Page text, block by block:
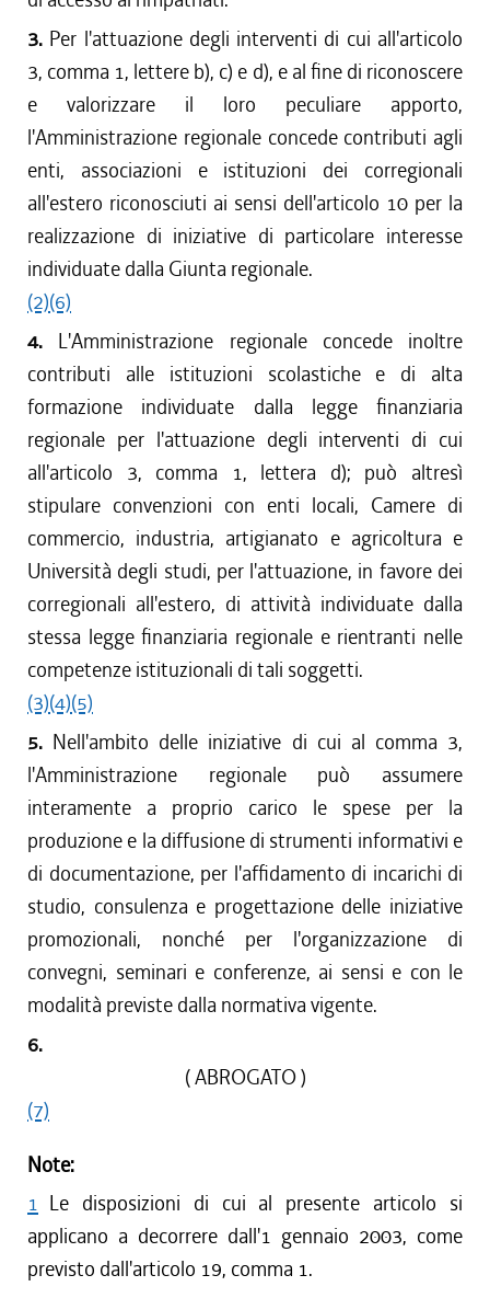
3. Per l'attuazione degli interventi di cui all'articolo
3, comma 1, lettere b), c) e d), e al fine di riconoscere
e valorizzare il loro peculiare apporto,
l'Amministrazione regionale concede contributi agli
enti, associazioni e istituzioni dei corregionali
all'estero riconosciuti ai sensi dell'articolo 10 per la
realizzazione di iniziative di particolare interesse
individuate dalla Giunta regionale.
(2)(6)
4. L'Amministrazione regionale concede inoltre
contributi alle istituzioni scolastiche e di alta
formazione individuate dalla legge finanziaria
regionale per l'attuazione degli interventi di cui
all'articolo 3, comma 1, lettera d); può altresì
stipulare convenzioni con enti locali, Camere di
commercio, industria, artigianato e agricoltura e
Università degli studi, per l'attuazione, in favore dei
corregionali all'estero, di attività individuate dalla
stessa legge finanziaria regionale e rientranti nelle
competenze istituzionali di tali soggetti.
(3)(4)(5)
5. Nell'ambito delle iniziative di cui al comma 3,
l'Amministrazione regionale può assumere
interamente a proprio carico le spese per la
produzione e la diffusione di strumenti informativi e
di documentazione, per l'affidamento di incarichi di
studio, consulenza e progettazione delle iniziative
promozionali, nonché per l'organizzazione di
convegni, seminari e conferenze, ai sensi e con le
modalità previste dalla normativa vigente.
6.
( ABROGATO )
(7)
Note:
1 Le disposizioni di cui al presente articolo si
applicano a decorrere dall'1 gennaio 2003, come
previsto dall'articolo 19, comma 1.